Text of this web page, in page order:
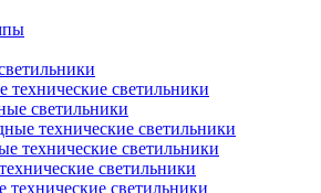
технические светильники
светильники
технические светильники
технические светильники
светильники
технические светильники